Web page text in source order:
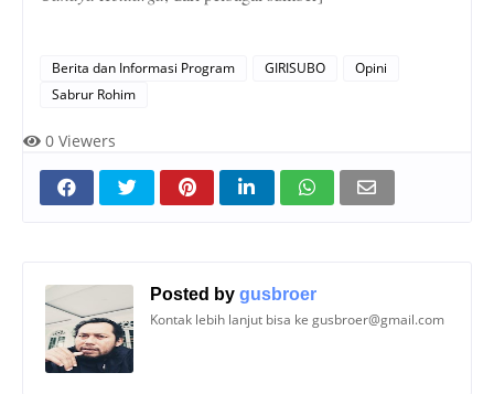
Berita dan Informasi Program GIRISUBO
Opini
Sabrur Rohim
0 Viewers
Posted by gusbroer
Kontak lebih lanjut bisa ke gusbroer@gmail.com